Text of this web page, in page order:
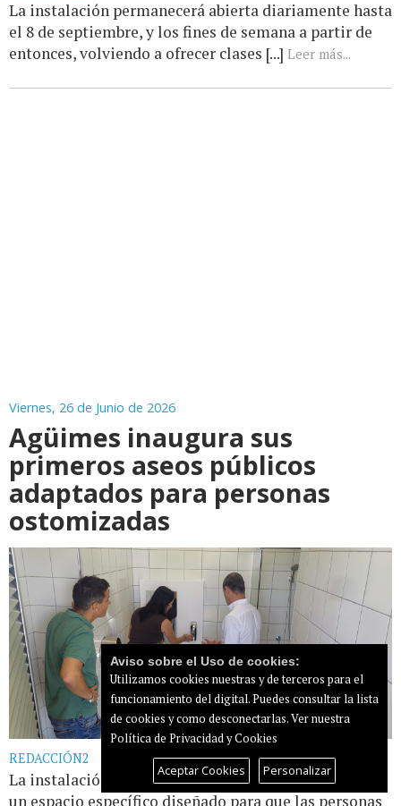
La instalación permanecerá abierta diariamente hasta
el 8 de septiembre, y los fines de semana a partir de
entonces, volviendo a ofrecer clases [...] Leer más...
Viernes, 26 de Junio de 2026
Agüimes inaugura sus
primeros aseos públicos
adaptados para personas
ostomizadas
REDACCIÓN2
La instalación, situada en el Risco Verde, cuenta con
un espacio específico diseñado para que las personas
Aviso sobre el Uso de cookies:
Utilizamos cookies nuestras y de terceros para el
funcionamiento del digital. Puedes consultar la lista
de cookies y como desconectarlas.Ver nuestra
Política de Privacidad y Cookies
Aceptar Cookies Personalizar